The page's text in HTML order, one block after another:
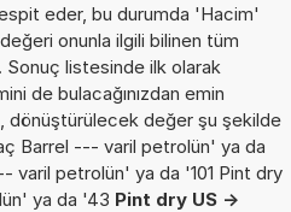
eder, bu durumda 'Hacim'
onunla ilgili bilinen tüm
listesinde ilk olarak
de bulacağınızdan emin
dönüştürülecek değer şu şekilde
Barrel --- varil petrolün' ya da
varil petrolün' ya da '101 Pint dry
ya da '43 Pint dry US ->